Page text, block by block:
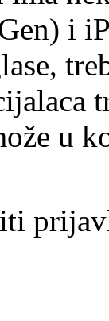
i
u